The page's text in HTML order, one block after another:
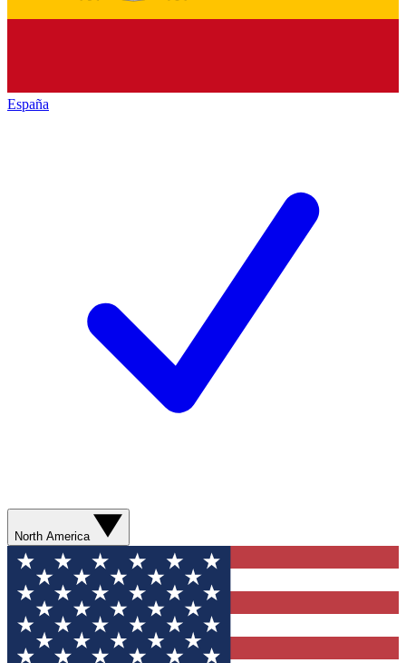
España
North America